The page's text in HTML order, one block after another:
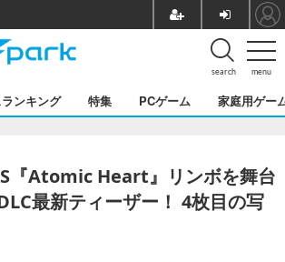
menu
search
ンキング 特集 PCゲーム 家庭用ゲー
『Atomic Heart』リンボを舞台
最新ティーザー！ 4枚目の写